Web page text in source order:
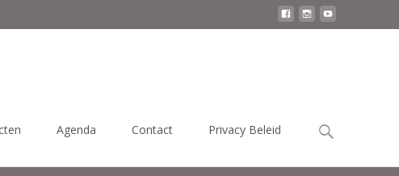
Agenda Contact Privacy Beleid
Zoek
naar: